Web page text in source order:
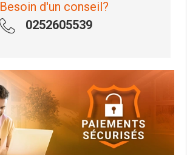
Besoin d'un conseil?
0252605539